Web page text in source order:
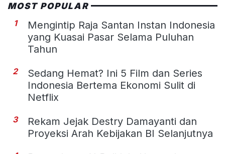
MOST POPULAR
1
Mengintip Raja Santan Instan Indonesia
yang Kuasai Pasar Selama Puluhan
Tahun
2
Sedang Hemat? Ini 5 Film dan Series
Indonesia Bertema Ekonomi Sulit di
Netflix
3
Rekam Jejak Destry Damayanti dan
Proyeksi Arah Kebijakan BI Selanjutnya